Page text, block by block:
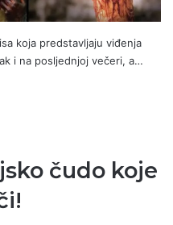
koja predstavljaju viđenja
i na posljednjoj večeri, a…
čudo koje